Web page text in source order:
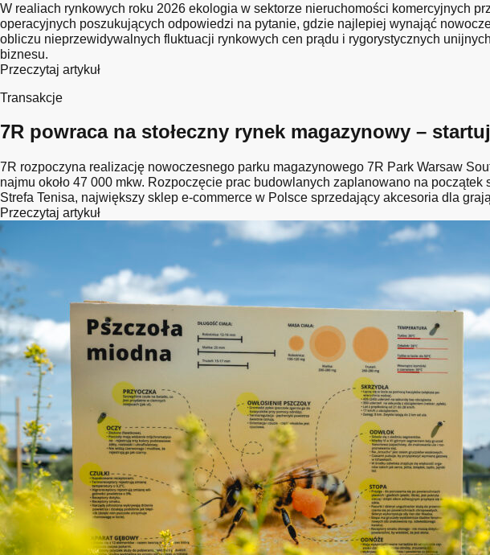
W realiach rynkowych roku 2026 ekologia w sektorze nieruchomości komercyjnych
operacyjnych poszukujących odpowiedzi na pytanie, gdzie najlepiej wynająć
obliczu nieprzewidywalnych fluktuacji rynkowych cen prądu i rygorystycznych
biznesu.
Przeczytaj artykuł
Transakcje
7R powraca na stołeczny rynek magazynowy –
7R rozpoczyna realizację nowoczesnego parku magazynowego 7R Park Warsaw
najmu około 47 000 mkw. Rozpoczęcie prac budowlanych zaplanowano na
Strefa Tenisa, największy sklep e-commerce w Polsce sprzedający akcesoria dla
Przeczytaj artykuł